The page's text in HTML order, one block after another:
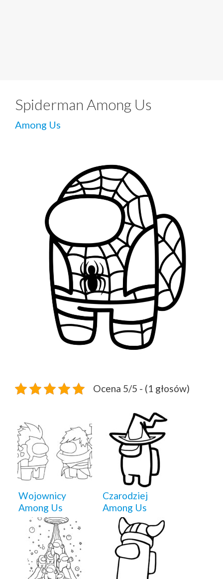
Spiderman Among Us
Among Us
Ocena 5/5 - (1 głosów)
Wojownicy
Among Us
Czarodziej
Among Us